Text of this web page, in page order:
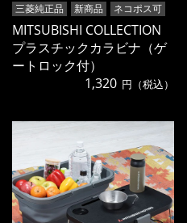
三菱純正品 新商品 ネコポス可
MITSUBISHI COLLECTION
プラスチックカラビナ（ゲ
ートロック付）
1,320 円（税込）